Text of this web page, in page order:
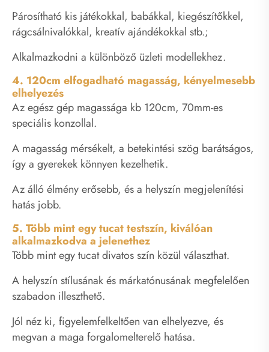
Párosítható kis játékokkal, babákkal, kiegészítőkkel,
rágcsálnivalókkal, kreatív ajándékokkal stb.;
Alkalmazkodni a különböző üzleti modellekhez.
4. 120cm elfogadható magasság, kényelmesebb
elhelyezés
Az egész gép magassága kb 120cm, 70mm-es
speciális konzollal.
A magasság mérsékelt, a betekintési szög barátságos,
így a gyerekek könnyen kezelhetik.
Az álló élmény erősebb, és a helyszín megjelenítési
hatás jobb.
5. Több mint egy tucat testszín, kiválóan
alkalmazkodva a jelenethez
Több mint egy tucat divatos szín közül választhat.
A helyszín stílusának és márkatónusának megfelelően
szabadon illeszthető.
Jól néz ki, figyelemfelkeltően van elhelyezve, és
megvan a maga forgalomelterelő hatása.